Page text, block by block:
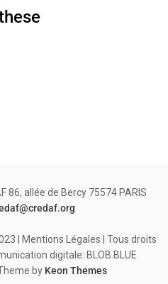
86, allée de Bercy 75574 PARIS
| Mentions Légales | Tous droits
digitale: BLOB.BLUE
by Keon Themes